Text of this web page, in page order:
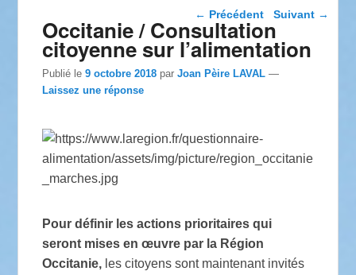
Navigation dans les
← Précédent Suivant →
Occitanie / Consultation
citoyenne sur l’alimentation
Publié le9 octobre 2018 parJoan Pèire LAVAL —
Laissez une réponse
Pour définir les actions prioritaires qui
seront mises en œuvre par la Région
Occitanie, les citoyens sont maintenant invités